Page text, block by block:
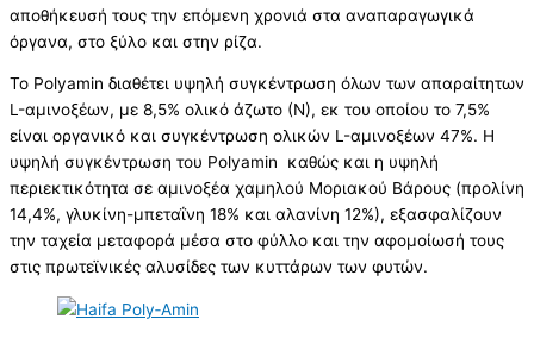
αποθήκευσή τους την επόμενη χρονιά στα αναπαραγωγικά
όργανα, στο ξύλο και στην ρίζα.
Το Polyamin διαθέτει υψηλή συγκέντρωση όλων των απαραίτητων
L-αμινοξέων, με 8,5% ολικό άζωτο (Ν), εκ του οποίου το 7,5%
είναι οργανικό και συγκέντρωση ολικών L-αμινοξέων 47%. Η
υψηλή συγκέντρωση του Polyamin καθώς και η υψηλή
περιεκτικότητα σε αμινοξέα χαμηλού Μοριακού Βάρους (προλίνη
14,4%, γλυκίνη-μπεταΐνη 18% και αλανίνη 12%), εξασφαλίζουν
την ταχεία μεταφορά μέσα στο φύλλο και την αφομοίωσή τους
στις πρωτεϊνικές αλυσίδες των κυττάρων των φυτών.